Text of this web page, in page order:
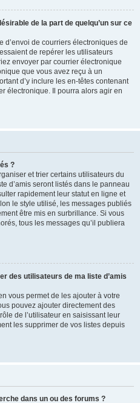
de la part de quelqu’un sur ce
d’envoi de courriers électroniques de
de repérer les utilisateurs
envoyer par courrier électronique
que vous avez reçu à un
d’y inclure les en-têtes contenant
électronique. Il pourra alors agir en
?
et trier certains utilisateurs du
d’amis seront listés dans le panneau
rapidement leur statut en ligne et
le style utilisé, les messages publiés
être mis en surbrillance. Si vous
tous les messages qu’il publiera
des utilisateurs de ma liste d’amis
vous permet de les ajouter à votre
pouvez ajouter directement des
de l’utilisateur en saisissant leur
les supprimer de vos listes depuis
dans un ou des forums ?